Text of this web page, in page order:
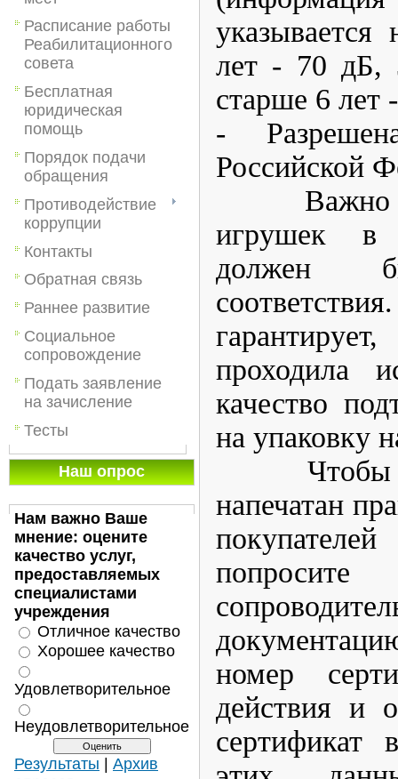
Расписание работы
Реабилитационного
совета
Бесплатная
юридическая
помощь
Порядок подачи
обращения
Противодействие
коррупции
Контакты
Обратная связь
Раннее развитие
Социальное
сопровождение
Подать заявление
на зачисление
Тесты
Наш опрос
Нам важно Ваше
мнение: оцените
качество услуг,
предоставляемых
специалистами
учреждения
Отличное качество
Хорошее качество
Удовлетворительное
Неудовлетворительное
Результаты
Архив
лет - 70 дБ,
старше 6 лет
-
Российской
Важно
игрушек в
должен
проходила
качество
на упаковку
Чтобы
напечатан
номер
действия и